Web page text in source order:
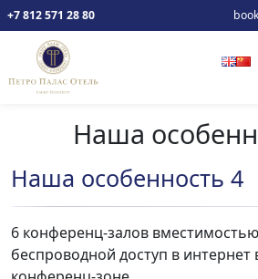
+7 812 571 28 80
Наша
Наша особенность 4
6 конференц-залов
беспроводной доступ в интернет